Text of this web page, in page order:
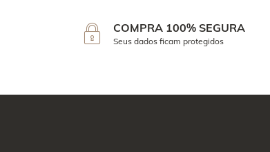
COMPRA 100% SEGURA
Seus dados ficam protegidos